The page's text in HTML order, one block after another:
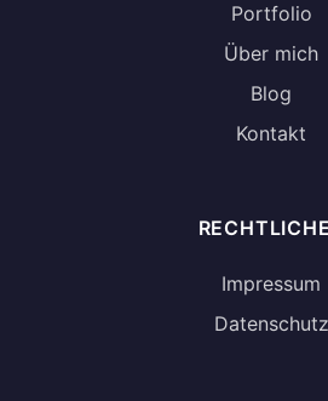
Portfolio
Über mich
Blog
Kontakt
Impressum
Datenschutz